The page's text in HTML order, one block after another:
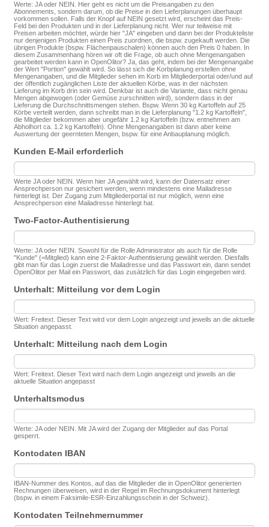
Werte: JA oder NEIN. Hier geht es nicht um die Preisangaben zu den
Abonnements, sondern darum, ob die Preise in den Lieferplanungen überhaupt
vorkommen sollen. Falls der Knopf auf NEIN gesetzt wird, erscheint das Preis-
Feld bei den Produkten und in der Lieferplanung nicht. Wer nur teilweise mit
Preisen arbeiten möchtet, würde hier "JA" eingeben und dann bei der Produkteliste
nur denjenigen Produkten einen Preis zuordnen, die bspw. zugekauft werden. Die
übrigen Produkte (bspw. Flächenpauschalen) können auch den Preis 0 haben. In
diesem Zusammenhang hören wir oft die Frage, ob auch ohne Mengenangaben
gearbeitet werden kann in OpenOlitor? Ja, das geht, indem bei der Mengenangabe
der Wert "Portion" gewählt wird. So lässt sich die Korbplanung erstellen ohne
Mengenangaben, und die Mitglieder sehen im Korb im Mitgliederportal oder/und auf
der öffentlich zugänglichen Liste der aktuellen Körbe, was in der nächsten
Lieferung im Korb drin sein wird. Denkbar ist auch die Variante, dass nicht genau
Mengen abgewogen (oder Gemüse zurschnitten wird), sondern dass in der
Lieferung die Durchschnittsmengen stehen. Bspw. Wenn 30 kg Kartoffeln auf 25
Körbe verteilt werden, dann schreibt man in die Lieferplanung "1.2 kg Kartoffeln",
die Mitglieder bekommen aber ungefähr 1.2 kg Kartoffeln (bzw. entnehmen am
Abholhort ca. 1.2 kg Kartoffeln). Ohne Mengenangaben ist dann aber keine
Auswertung der geernteten Mengen, bspw. für eine Anbauplanung möglich.
Kunden E-Mail erforderlich
Werte JA oder NEIN. Wenn hier JA gewählt wird, kann der Datensatz einer
Ansprechperson nur gesichert werden, wenn mindestens eine Mailadresse
hinterlegt ist. Der Zugang zum Mitgliederportal ist nur möglich, wenn eine
Ansprechperson eine Mailadresse hinterlegt hat.
Two-Factor-Authentisierung
Werte: JA oder NEIN. Sowohl für die Rolle Administrator als auch für die Rolle
"Kunde" (=Mitglied) kann eine 2-Faktor-Authentisierung gewählt werden. Diesfalls
gibt man für das Login zuerst die Mailadresse und das Passwort ein, dann sendet
OpenOlitor per Mail ein Passwort, das zusätzlich für das Login eingegeben wird.
Unterhalt: Mitteilung vor dem Login
Wert: Freitext. Dieser Text wird vor dem Login angezeigt und jeweils an die aktuelle
Situation angepasst.
Unterhalt: Mitteilung nach dem Login
Wert: Freitext. Dieser Text wird nach dem Login angezeigt und jeweils an die
aktuelle Situation angepasst
Unterhaltsmodus
Werte: JA oder NEIN. Mit JA wird der Zugang der Mitglieder auf das Portal
gesperrt.
Kontodaten IBAN
IBAN-Nummer des Kontos, auf das die Mitglieder die in OpenOlitor generierten
Rechnungen überweisen, wird in der Regel im Rechnungsdokument hinterlegt
(bspw. in einem Faksimile-ESR-Einzahlungsschein in der Schweiz).
Kontodaten Teilnehmernummer